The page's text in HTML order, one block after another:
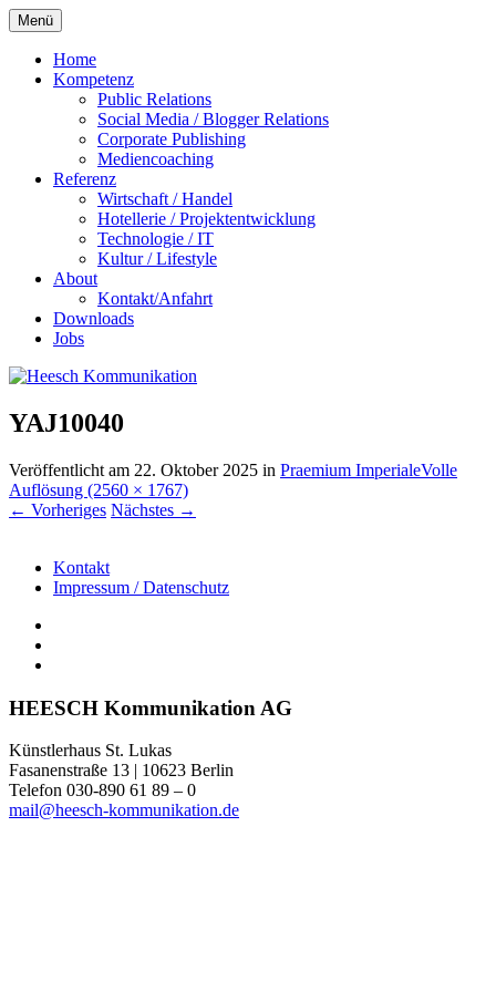
Menü Zum
Inhalt
springen
Home
Kompetenz
Public Relations
Social Media / Blogger Relations
Corporate Publishing
Mediencoaching
Referenz
Wirtschaft / Handel
Hotellerie / Projektentwicklung
Technologie / IT
Kultur / Lifestyle
About
Kontakt/Anfahrt
Downloads
Jobs
YAJ10040
Veröffentlicht am 22. Oktober 2025 in Praemium ImperialeVolle
Auflösung (2560 × 1767)
← Vorheriges Nächstes →
Kontakt
Impressum / Datenschutz
HEESCH Kommunikation AG
Künstlerhaus St. Lukas
Fasanenstraße 13 | 10623 Berlin
Telefon 030-890 61 89 – 0
mail@heesch-kommunikation.de